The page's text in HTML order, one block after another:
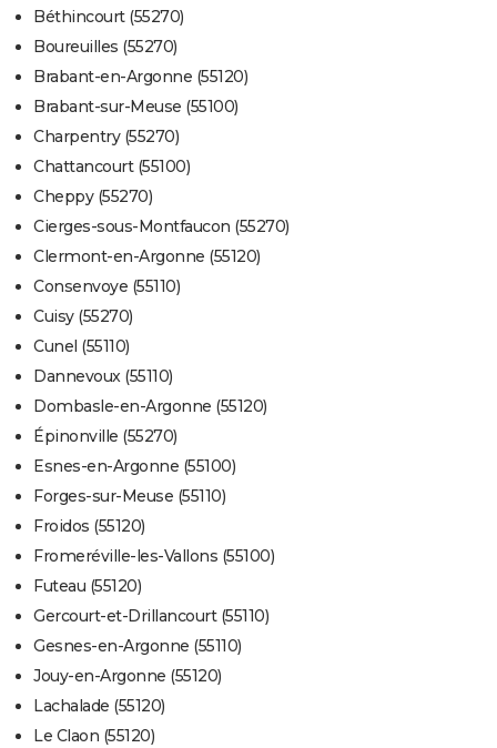
Béthincourt (55270)
Boureuilles (55270)
Brabant-en-Argonne (55120)
Brabant-sur-Meuse (55100)
Charpentry (55270)
Chattancourt (55100)
Cheppy (55270)
Cierges-sous-Montfaucon (55270)
Clermont-en-Argonne (55120)
Consenvoye (55110)
Cuisy (55270)
Cunel (55110)
Dannevoux (55110)
Dombasle-en-Argonne (55120)
Épinonville (55270)
Esnes-en-Argonne (55100)
Forges-sur-Meuse (55110)
Froidos (55120)
Fromeréville-les-Vallons (55100)
Futeau (55120)
Gercourt-et-Drillancourt (55110)
Gesnes-en-Argonne (55110)
Jouy-en-Argonne (55120)
Lachalade (55120)
Le Claon (55120)